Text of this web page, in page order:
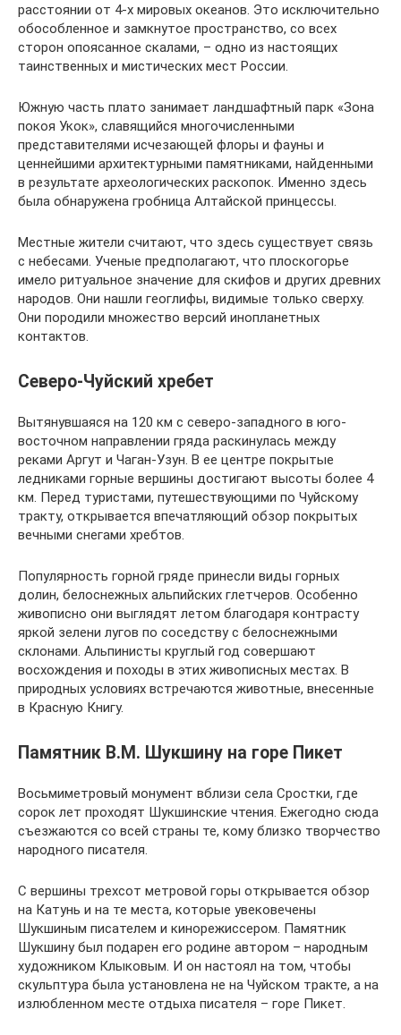
расстоянии от 4-х мировых океанов. Это исключительно
обособленное и замкнутое пространство, со всех
сторон опоясанное скалами, – одно из настоящих
таинственных и мистических мест России.
Южную часть плато занимает ландшафтный парк «Зона
покоя Укок», славящийся многочисленными
представителями исчезающей флоры и фауны и
ценнейшими архитектурными памятниками, найденными
в результате археологических раскопок. Именно здесь
была обнаружена гробница Алтайской принцессы.
Местные жители считают, что здесь существует связь
с небесами. Ученые предполагают, что плоскогорье
имело ритуальное значение для скифов и других древних
народов. Они нашли геоглифы, видимые только сверху.
Они породили множество версий инопланетных
контактов.
Северо-Чуйский хребет
Вытянувшаяся на 120 км с северо-западного в юго-
восточном направлении гряда раскинулась между
реками Аргут и Чаган-Узун. В ее центре покрытые
ледниками горные вершины достигают высоты более 4
км. Перед туристами, путешествующими по Чуйскому
тракту, открывается впечатляющий обзор покрытых
вечными снегами хребтов.
Популярность горной гряде принесли виды горных
долин, белоснежных альпийских глетчеров. Особенно
живописно они выглядят летом благодаря контрасту
яркой зелени лугов по соседству с белоснежными
склонами. Альпинисты круглый год совершают
восхождения и походы в этих живописных местах. В
природных условиях встречаются животные, внесенные
в Красную Книгу.
Памятник В.М. Шукшину на горе Пикет
Восьмиметровый монумент вблизи села Сростки, где
сорок лет проходят Шукшинские чтения. Ежегодно сюда
съезжаются со всей страны те, кому близко творчество
народного писателя.
С вершины трехсот метровой горы открывается обзор
на Катунь и на те места, которые увековечены
Шукшиным писателем и кинорежиссером. Памятник
Шукшину был подарен его родине автором – народным
художником Клыковым. И он настоял на том, чтобы
скульптура была установлена не на Чуйском тракте, а на
излюбленном месте отдыха писателя – горе Пикет.